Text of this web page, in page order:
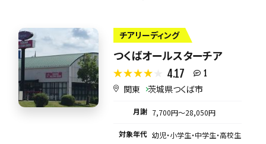
チアリーディング
つくばオールスターチア
4.17 1
関東 茨城県つくば市
月謝 7,700円〜28,050円
対象年代 幼児・小学生・中学生・高校生